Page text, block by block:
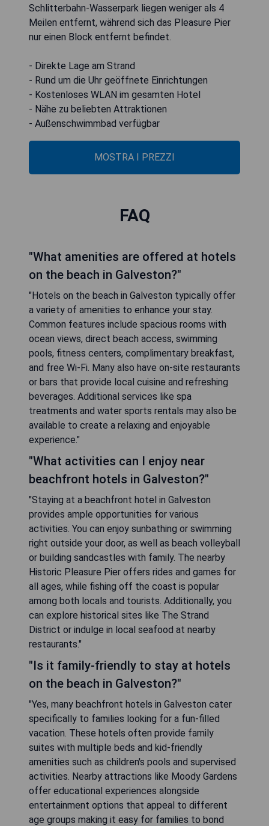
Schlitterbahn-Wasserpark liegen weniger als 4
Meilen entfernt, während sich das Pleasure Pier
nur einen Block entfernt befindet.
- Direkte Lage am Strand
- Rund um die Uhr geöffnete Einrichtungen
- Kostenloses WLAN im gesamten Hotel
- Nähe zu beliebten Attraktionen
- Außenschwimmbad verfügbar
MOSTRA I PREZZI
FAQ
"What amenities are offered at hotels
on the beach in Galveston?"
"Hotels on the beach in Galveston typically offer
a variety of amenities to enhance your stay.
Common features include spacious rooms with
ocean views, direct beach access, swimming
pools, fitness centers, complimentary breakfast,
and free Wi-Fi. Many also have on-site restaurants
or bars that provide local cuisine and refreshing
beverages. Additional services like spa
treatments and water sports rentals may also be
available to create a relaxing and enjoyable
experience."
"What activities can I enjoy near
beachfront hotels in Galveston?"
"Staying at a beachfront hotel in Galveston
provides ample opportunities for various
activities. You can enjoy sunbathing or swimming
right outside your door, as well as beach volleyball
or building sandcastles with family. The nearby
Historic Pleasure Pier offers rides and games for
all ages, while fishing off the coast is popular
among both locals and tourists. Additionally, you
can explore historical sites like The Strand
District or indulge in local seafood at nearby
restaurants."
"Is it family-friendly to stay at hotels
on the beach in Galveston?"
"Yes, many beachfront hotels in Galveston cater
specifically to families looking for a fun-filled
vacation. These hotels often provide family
suites with multiple beds and kid-friendly
amenities such as children's pools and supervised
activities. Nearby attractions like Moody Gardens
offer educational experiences alongside
entertainment options that appeal to different
age groups making it easy for families to bond